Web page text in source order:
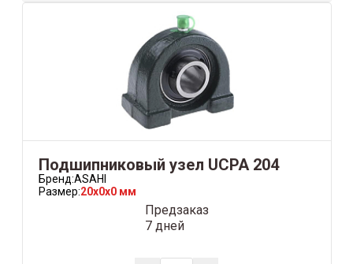
Подшипниковый узел UCPA 204
Бренд:ASAHI
Размер:20x0x0 мм
Предзаказ
7 дней